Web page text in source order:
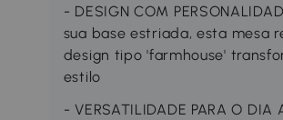
- DESIGN COM
sua base estriada, esta mesa
design tipo 'farmhouse'
estilo
- VERSATILIDADE PARA O